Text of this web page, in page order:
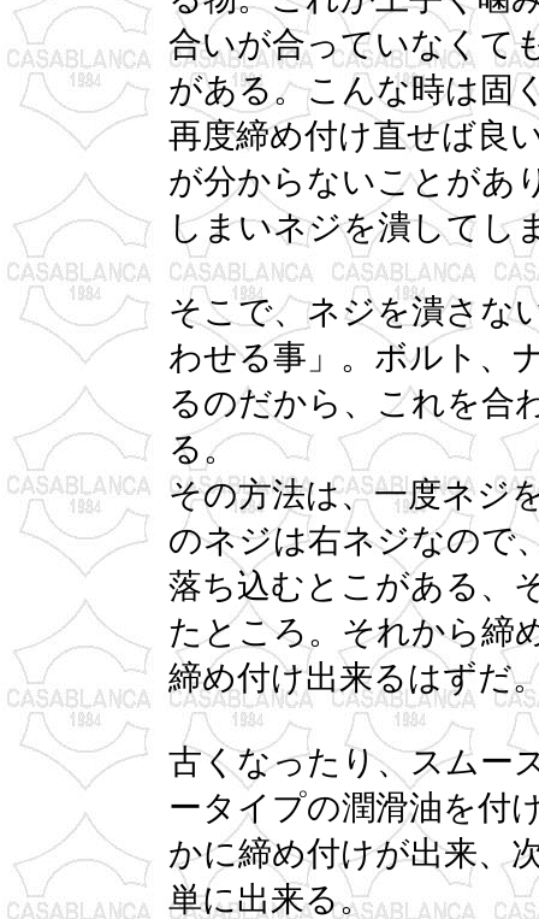
合いが合っていなくて
がある。こんな時は固
再度締め付け直せば良
が分からないことがあ
しまいネジを潰してし
そこで、ネジを潰さな
わせる事」。ボルト、
るのだから、これを合
る。
その方法は、一度ネジ
のネジは右ネジなので
落ち込むとこがある、
たところ。それから締
締め付け出来るはずだ
古くなったり、スムー
ータイプの潤滑油を付
かに締め付けが出来、
単に出来る。